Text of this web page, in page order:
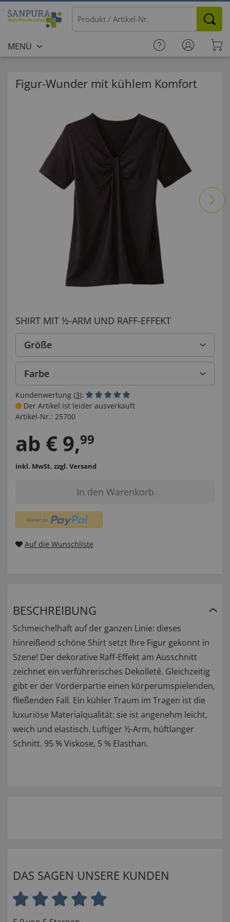
MENÜ
Figur-Wunder mit kühlem Komfort
SHIRT MIT ½-ARM UND RAFF-EFFEKT
Größe
Farbe
Kundenwertung (3):
Der Artikel ist leider ausverkauft
Artikel-Nr.: 25700
ab € 9,99
inkl. MwSt. zzgl. Versand
In den Warenkorb
Auf die Wunschliste
BESCHREIBUNG
Schmeichelhaft auf der ganzen Linie: dieses
hinreißend schöne Shirt setzt Ihre Figur gekonnt in
Szene! Der dekorative Raff-Effekt am Ausschnitt
zeichnet ein verführerisches Dekolleté. Gleichzeitig
gibt er der Vorderpartie einen körperumspielenden,
fließenden Fall. Ein kühler Traum im Tragen ist die
luxuriöse Materialqualität: sie ist angenehm leicht,
weich und elastisch. Luftiger ½-Arm, hüftlanger
Schnitt. 95 % Viskose, 5 % Elasthan.
DAS SAGEN UNSERE KUNDEN